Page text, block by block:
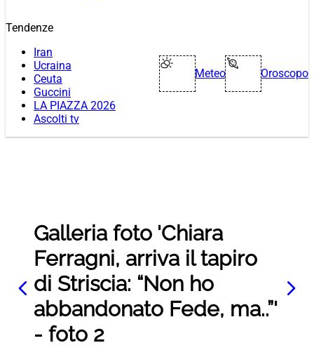
Tendenze
Iran
Ucraina
Ceuta
Guccini
LA PIAZZA 2026
Ascolti tv
Meteo Oroscopo
Galleria foto 'Chiara
Ferragni, arriva il tapiro
di Striscia: “Non ho
abbandonato Fede, ma..”'
- foto 2